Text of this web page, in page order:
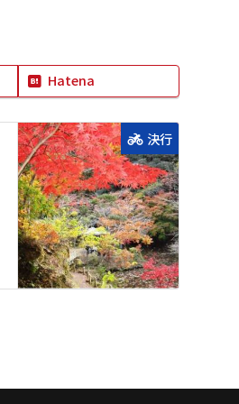
Hatena
決行